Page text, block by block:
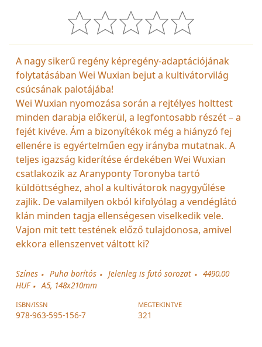
A nagy sikerű regény képregény-adaptációjának
folytatásában Wei Wuxian bejut a kultivátorvilág
csúcsának palotájába!
Wei Wuxian nyomozása során a rejtélyes holttest
minden darabja előkerül, a legfontosabb részét – a
fejét kivéve. Ám a bizonyítékok még a hiányzó fej
ellenére is egyértelműen egy irányba mutatnak. A
teljes igazság kiderítése érdekében Wei Wuxian
csatlakozik az Aranyponty Toronyba tartó
küldöttséghez, ahol a kultivátorok nagygyűlése
zajlik. De valamilyen okból kifolyólag a vendéglátó
klán minden tagja ellenségesen viselkedik vele.
Vajon mit tett testének előző tulajdonosa, amivel
ekkora ellenszenvet váltott ki?
Színes Puha borítós Jelenleg is futó sorozat
4490.00
HUF
A5, 148x210mm
ISBN/ISSN
978-963-595-156-7
MEGTEKINTVE
321